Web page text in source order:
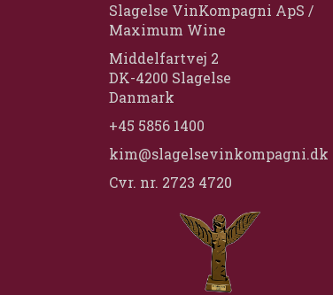
Slagelse VinKompagni ApS /
Maximum Wine
Middelfartvej 2
DK-4200 Slagelse
Danmark
+45 5856 1400
kim@slagelsevinkompagni.dk
Cvr. nr. 2723 4720